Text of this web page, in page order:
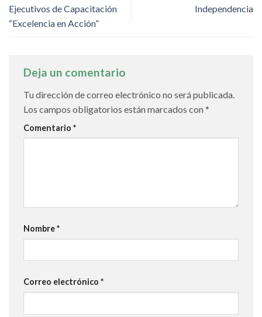
Ejecutivos de Capacitación
“Excelencia en Acción”
Independencia
Deja un comentario
Tu dirección de correo electrónico no será publicada.
Los campos obligatorios están marcados con*
Comentario *
Nombre*
Correo electrónico *